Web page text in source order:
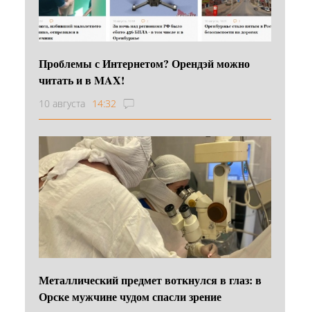
Проблемы с Интернетом? Орендэй можно
читать и в MAX!
10 августа 14:32
Металлический предмет воткнулся в глаз: в
Орске мужчине чудом спасли зрение